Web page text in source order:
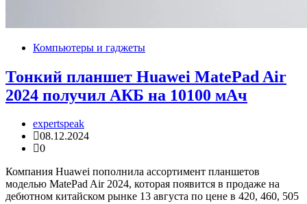
Компьютеры и гаджеты
Тонкий планшет Huawei MatePad Air
2024 получил АКБ на 10100 мАч
expertspeak
08.12.2024
0
Компания Huawei пополнила ассортимент планшетов
моделью MatePad Air 2024, которая появится в продаже на
дебютном китайском рынке 13 августа по цене в 420, 460, 505